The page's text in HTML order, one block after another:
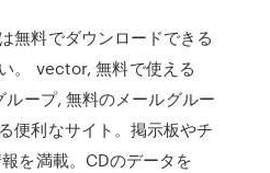
無料でダウンロードできる
。 vector, 無料で使える
ープ, 無料のメールグルー
便利なサイト。掲示板やチ
を満載。CDのデータを